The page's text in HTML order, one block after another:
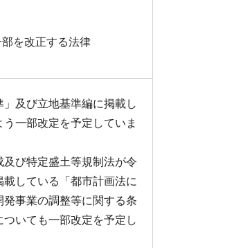
を改正する法律
及び立地基準編に掲載し
一部改定を予定していま
び特定盛土等規制法が令
している「都市計画法に
事業の調整等に関する条
いても一部改定を予定し